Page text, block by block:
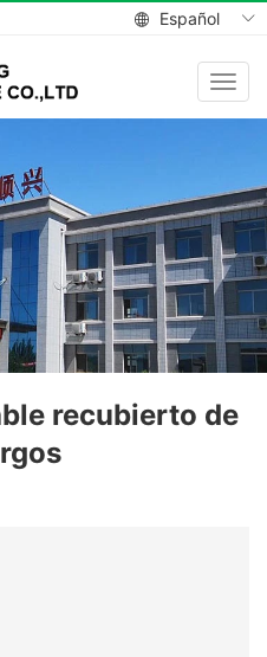
Español
recubierto de